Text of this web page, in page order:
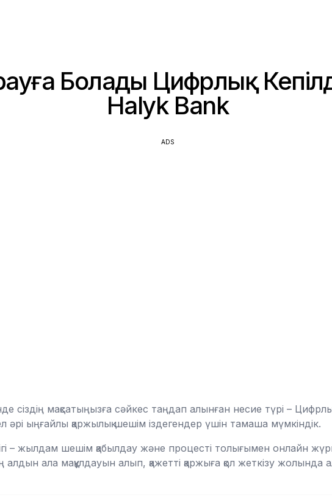
Болады Цифрлық
Halyk Bank
ADS
сіздің мақсатыңызға сәйкес таңдап алынған несие түрі –
әрі ыңғайлы қаржылық шешім іздегендер үшін тамаша мүмкіндік.
– жылдам шешім қабылдау және процесті толығымен онлайн
алдын ала мақұлдауын алып, қажетті қаржыға қол жеткізу жолында